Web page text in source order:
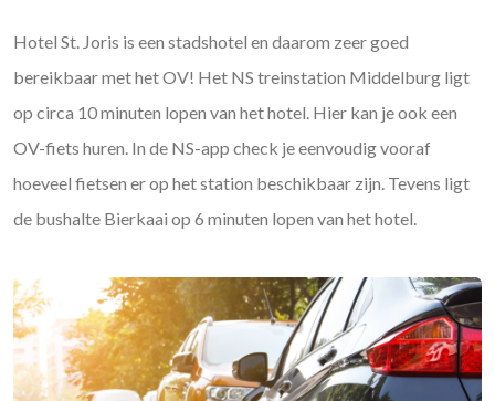
Hotel St. Joris is een stadshotel en daarom zeer goed
bereikbaar met het OV! Het NS treinstation Middelburg ligt
op circa 10 minuten lopen van het hotel. Hier kan je ook een
OV-fiets huren. In de NS-app check je eenvoudig vooraf
hoeveel fietsen er op het station beschikbaar zijn. Tevens ligt
de bushalte Bierkaai op 6 minuten lopen van het hotel.